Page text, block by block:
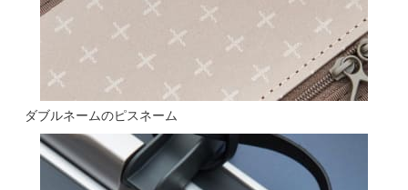
ダブルネームのピスネーム